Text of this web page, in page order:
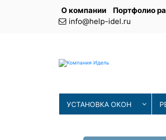
О компании Портфолио
info@help-idel.ru
УСТАНОВКА ОКОН